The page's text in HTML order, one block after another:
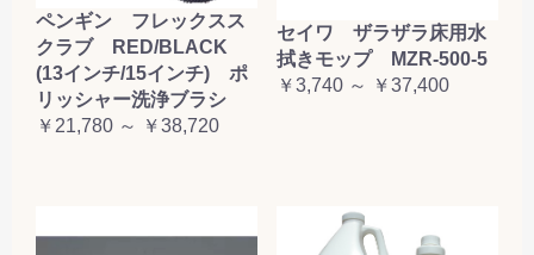
ペンギン フレックスス
クラブ RED/BLACK
(13インチ/15インチ) ポ
リッシャー洗浄ブラシ
￥21,780 ～ ￥38,720
セイワ ザラザラ床用水
拭きモップ MZR-500-5
￥3,740 ～ ￥37,400